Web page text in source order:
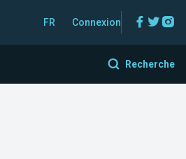
FR Connexion
Recherche